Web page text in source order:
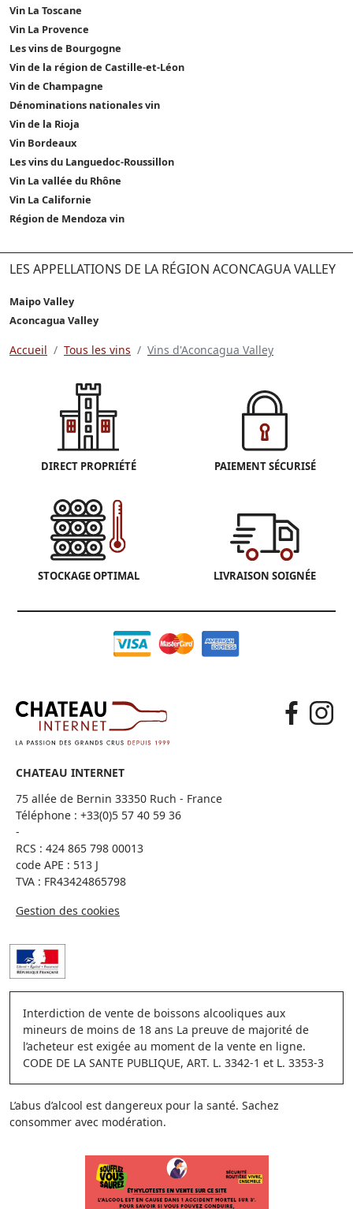
Vin La Toscane
Vin La Provence
Les vins de Bourgogne
Vin de la région de Castille-et-Léon
Vin de Champagne
Dénominations nationales vin
Vin de la Rioja
Vin Bordeaux
Les vins du Languedoc-Roussillon
Vin La vallée du Rhône
Vin La Californie
Région de Mendoza vin
LES APPELLATIONS DE LA RÉGION ACONCAGUA VALLEY
Maipo Valley
Aconcagua Valley
Accueil Tous les vins Vins d'Aconcagua Valley
DIRECT PROPRIÉTÉ PAIEMENT SÉCURISÉ
STOCKAGE OPTIMAL LIVRAISON SOIGNÉE
CHATEAU INTERNET
75 allée de Bernin 33350 Ruch - France
Téléphone : +33(0)5 57 40 59 36
-
RCS : 424 865 798 00013
code APE : 513 J
TVA : FR43424865798
Gestion des cookies
Interdiction de vente de boissons alcooliques aux
mineurs de moins de 18 ans La preuve de majorité de
l’acheteur est exigée au moment de la vente en ligne.
CODE DE LA SANTE PUBLIQUE, ART. L. 3342-1 et L. 3353-3
L’abus d’alcool est dangereux pour la santé. Sachez
consommer avec modération.